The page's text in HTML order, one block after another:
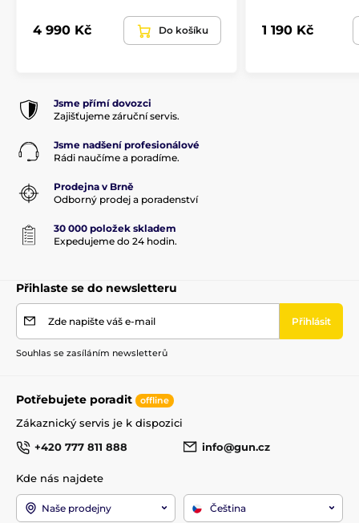
4 990 Kč Do košíku 1 190 Kč
Jsme přímí dovozci
Zajišťujeme záruční servis.
Jsme nadšení profesionálové
Rádi naučíme a poradíme.
Prodejna v Brně
Odborný prodej a poradenství
30 000 položek skladem
Expedujeme do 24 hodin.
Přihlaste se do newsletteru
Zde napište váš e-mail Přihlásit
Souhlas se zasíláním newsletterů
Potřebujete poradit offline
Zákaznický servis je k dispozici
+420 777 811 888
info@gun.cz
Kde nás najdete
Naše prodejny Čeština